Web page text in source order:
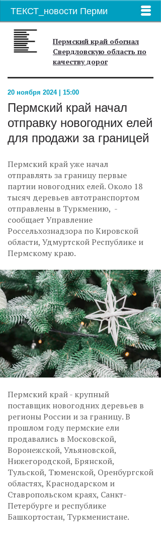
ТЕКСТ_новости Перми
Пермский край обогнал
Свердловскую область по
качеству дорог
20 ноября 2024 | 15:00
Пермский край начал
отправку новогодних елей
для продажи за границей
Пермский край уже начал
отправлять за границу первые
партии новогодних елей. Около 18
тысяч деревьев автотранспортом
отправлены в Туркмению, -
сообщает Управление
Россельхознадзора по Кировской
области, Удмуртской Республике и
Пермскому краю.
Пермский край - крупный
поставщик новогодних деревьев в
регионы России и за границу. В
прошлом году пермские ели
продавались в Московской,
Воронежской, Ульяновской,
Нижегородской, Брянской,
Тульской, Тюменской, Оренбургской
областях, Краснодарском и
Ставропольском краях, Санкт-
Петербурге и республике
Башкортостан, Туркменистане.